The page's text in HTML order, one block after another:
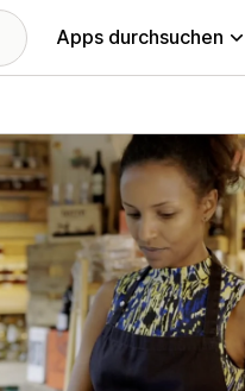
Apps durchsuchen